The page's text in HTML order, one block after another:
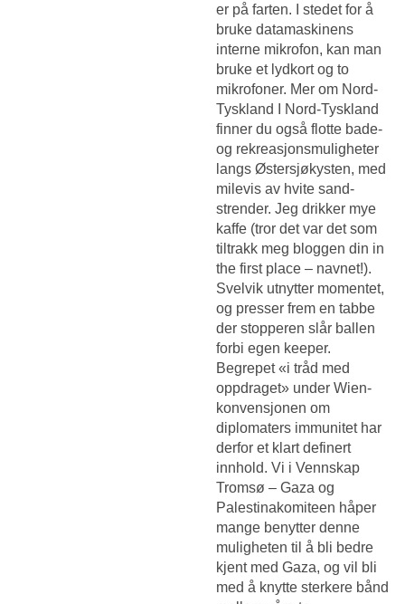
er på farten. I stedet for å
bruke datamaskinens
interne mikrofon, kan man
bruke et lydkort og to
mikrofoner. Mer om Nord-
Tyskland I Nord-Tysk­land
finner du også flotte bade-
og rekrea­sjons­mu­lig­heter
langs Øster­sjø­kysten, med
milevis av hvite sand­
strender. Jeg drikker mye
kaffe (tror det var det som
tiltrakk meg bloggen din in
the first place – navnet!).
Svelvik utnytter momentet,
og presser frem en tabbe
der stopperen slår ballen
forbi egen keeper.
Begrepet «i tråd med
oppdraget» under Wien-
konvensjonen om
diplomaters immunitet har
derfor et klart definert
innhold. Vi i Vennskap
Tromsø – Gaza og
Palestinakomiteen håper
mange benytter denne
muligheten til å bli bedre
kjent med Gaza, og vil bli
med å knytte sterkere bånd